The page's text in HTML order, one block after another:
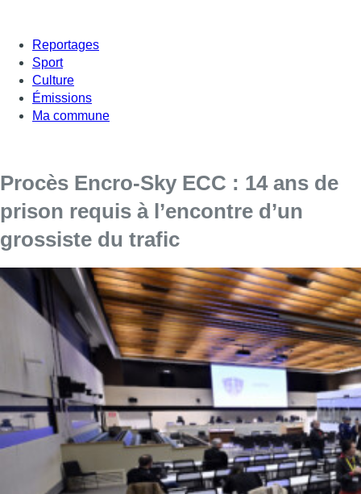
Reportages
Sport
Culture
Émissions
Ma commune
Procès Encro-Sky ECC : 14 ans de
prison requis à l’encontre d’un
grossiste du trafic